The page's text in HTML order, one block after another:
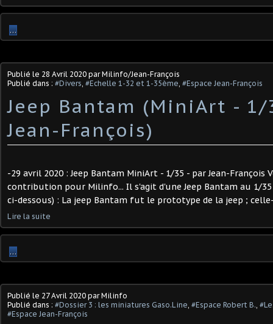
…
Publié le 28 Avril 2020 par Milinfo/Jean-François
Publié dans : #Divers, #Echelle 1-32 et 1-35ème, #Espace Jean-François
Jeep Bantam (MiniArt - 1/
Jean-François)
-29 avril 2020 : Jeep Bantam MiniArt - 1/35 - par Jean-François
contribution pour Milinfo... Il s'agit d'une Jeep Bantam au 1/
ci-dessous) : La jeep Bantam fut le prototype de la jeep ;
Lire la suite
…
Publié le 27 Avril 2020 par Milinfo
Publié dans : #Dossier 3 : les miniatures Gaso.Line, #Espace Robert B.,
#Espace Jean-François